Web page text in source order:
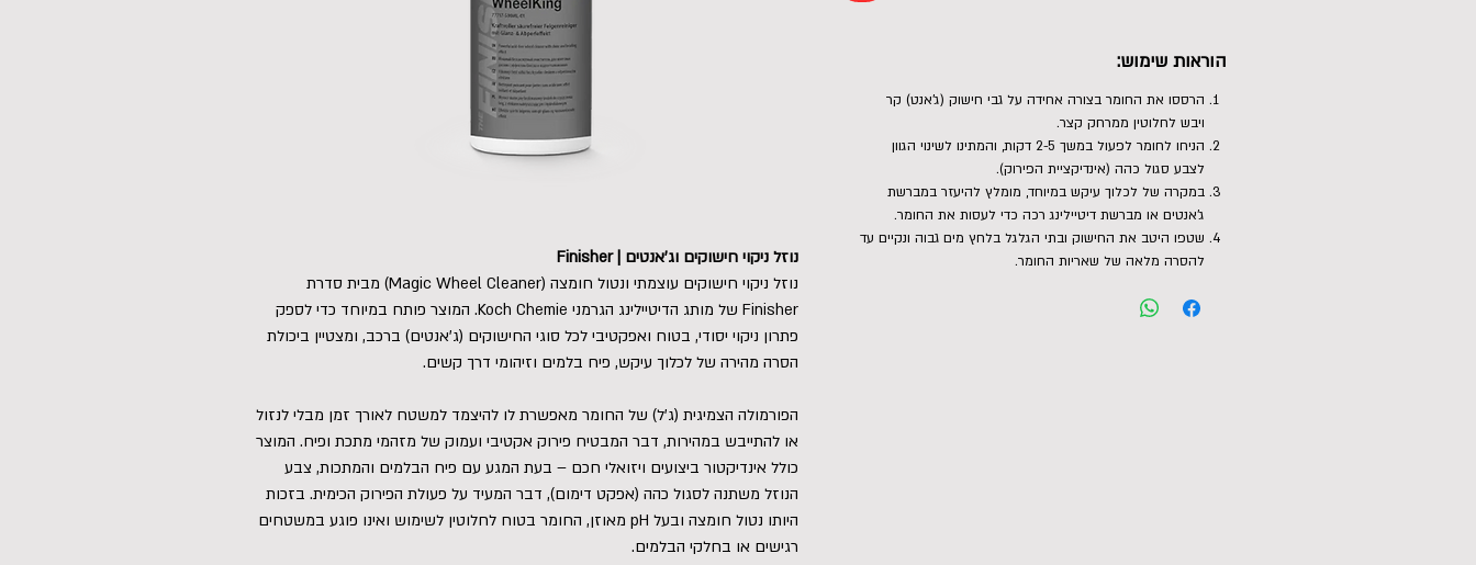
נוזל ניקוי חישוקים וג'אנטים | Finisher
נוזל ניקוי חישוקים עוצמתי ונטול חומצה (Magic Wheel Cleaner) מבית סדרת
Finisher של מותג הדיטיילינג הגרמני Koch Chemie. המוצר פותח במיוחד כדי לספק
פתרון ניקוי יסודי, בטוח ואפקטיבי לכל סוגי החישוקים (ג'אנטים) ברכב, ומצטיין ביכולת
הסרה מהירה של לכלוך עיקש, פיח בלמים וזיהומי דרך קשים.
הפורמולה הצמיגית (ג'ל) של החומר מאפשרת לו להיצמד למשטח לאורך זמן מבלי לנזול
או להתייבש במהירות, דבר המבטיח פירוק אקטיבי ועמוק של מזהמי מתכת ופיח. המוצר
כולל אינדיקטור ביצועים ויזואלי חכם – בעת המגע עם פיח הבלמים והמתכות, צבע
הנוזל משתנה לסגול כהה (אפקט דימום), דבר המעיד על פעולת הפירוק הכימית. בזכות
היותו נטול חומצה ובעל pH מאוזן, החומר בטוח לחלוטין לשימוש ואינו פוגע במשטחים
רגישים או בחלקי הבלמים.
הוראות שימוש:
הרססו את החומר בצורה אחידה על גבי חישוק (ג'אנט) קר
ויבש לחלוטין ממרחק קצר.
הניחו לחומר לפעול במשך 2-5 דקות, והמתינו לשינוי הגוון
לצבע סגול כהה (אינדיקציית הפירוק).
במקרה של לכלוך עיקש במיוחד, מומלץ להיעזר במברשת
ג'אנטים או מברשת דיטיילינג רכה כדי לעסות את החומר.
שטפו היטב את החישוק ובתי הגלגל בלחץ מים גבוה ונקיים עד
להסרה מלאה של שאריות החומר.